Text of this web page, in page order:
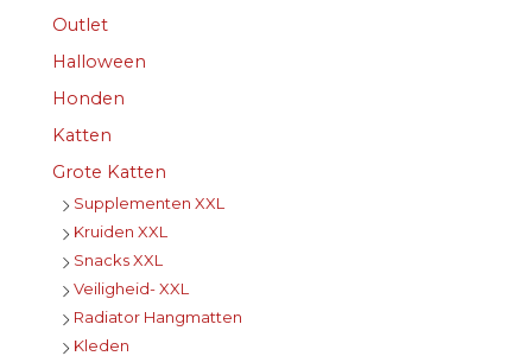
Outlet
Halloween
Honden
Katten
Grote Katten
Supplementen XXL
Kruiden XXL
Snacks XXL
Veiligheid- XXL
Radiator Hangmatten
Kleden